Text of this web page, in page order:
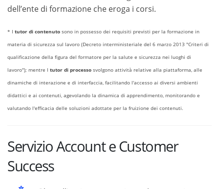
dell’ente di formazione che eroga i corsi.
* I tutor di contenuto sono in possesso dei requisiti previsti per la formazione in
materia di sicurezza sul lavoro (Decreto interministeriale del 6 marzo 2013 "Criteri di
qualificazione della figura del formatore per la salute e sicurezza nei luoghi di
lavoro"); mentre I tutor di processo svolgono attività relative alla piattaforma, alle
dinamiche di interazione e di interfaccia, facilitando l'accesso ai diversi ambienti
didattici e ai contenuti, agevolando la dinamica di apprendimento, monitorando e
valutando l'efficacia delle soluzioni adottate per la fruizione dei contenuti.
Servizio Account e Customer
Success